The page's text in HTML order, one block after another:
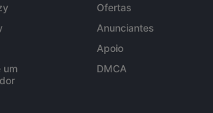
um
Ofertas
Anunciantes
Apoio
DMCA